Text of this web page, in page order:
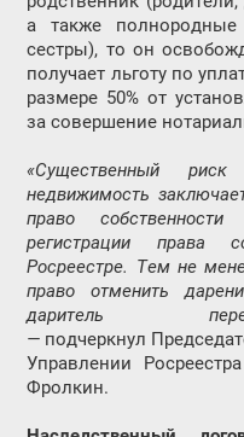
а также
сестры), то он
получает льготу по
размере 50% от
за совершение
«Существенный
недвижимость
право
регистрации права
Росреестре. Тем не
правоотменить
даритель
— подчеркнул
Управлении
Фролкин.